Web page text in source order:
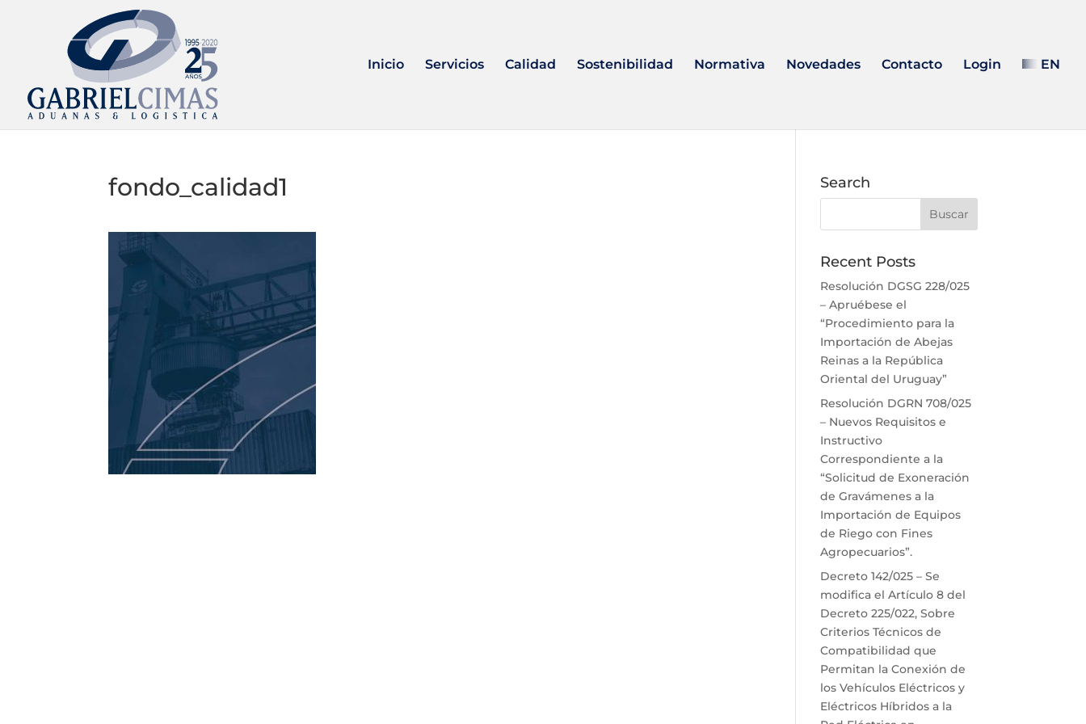
Inicio Servicios Calidad Sostenibilidad Normativa Novedades Contacto Login EN
fondo_calidad1 Search
Recent Posts
Resolución DGSG 228/025
– Apruébese el
“Procedimiento para la
Importación de Abejas
Reinas a la República
Oriental del Uruguay”
Resolución DGRN 708/025
– Nuevos Requisitos e
Instructivo
Correspondiente a la
“Solicitud de Exoneración
de Gravámenes a la
Importación de Equipos
de Riego con Fines
Agropecuarios”.
Decreto 142/025 – Se
modifica el Artículo 8 del
Decreto 225/022, Sobre
Criterios Técnicos de
Compatibilidad que
Permitan la Conexión de
los Vehículos Eléctricos y
Eléctricos Híbridos a la